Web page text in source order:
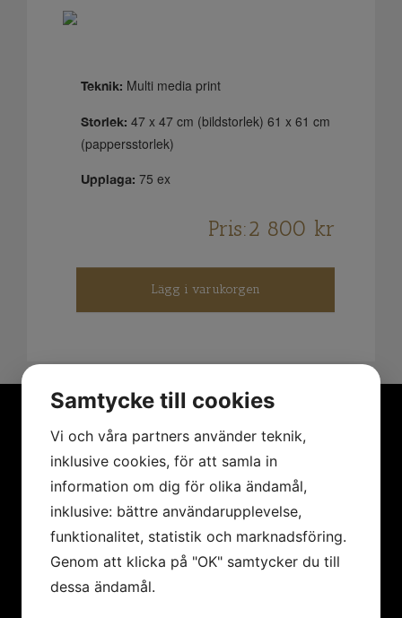
Teknik: Multi media print
Storlek: 47 x 47 cm (bildstorlek) 61 x 61 cm
(pappersstorlek)
Upplaga: 75 ex
Pris:2 800 kr
Lägg i varukorgen
MENY
Hem
Utställningar
Konstföreningar/Företag
Inbjudan
Samtycke till cookies
Vi och våra partners använder teknik,
inklusive cookies, för att samla in
information om dig för olika ändamål,
inklusive: bättre användarupplevelse,
funktionalitet, statistik och marknadsföring.
Genom att klicka på "OK" samtycker du till
dessa ändamål.